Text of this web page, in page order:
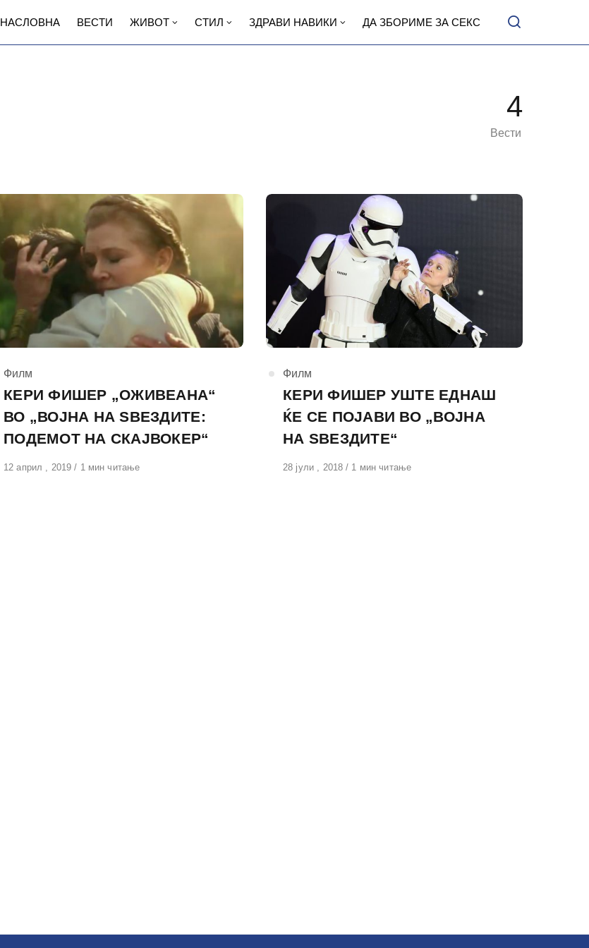
НАСЛОВНА ВЕСТИ ЖИВОТ СТИЛ ЗДРАВИ НАВИКИ ДА ЗБОРИМЕ ЗА СЕКС
4
Вести
КАтегорија
Филм
КЕРИ ФИШЕР „ОЖИВЕАНА“
ВО „ВОЈНА НА ЅВЕЗДИТЕ:
ПОДЕМОТ НА СКАЈВОКЕР“
Објавено
12 април , 2019 1 мин читање
КАтегорија
Филм
КЕРИ ФИШЕР УШТЕ ЕДНАШ
ЌЕ СЕ ПОЈАВИ ВО „ВОЈНА
НА ЅВЕЗДИТЕ“
Објавено
28 јули , 2018 1 мин читање